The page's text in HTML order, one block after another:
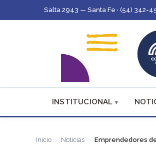
Salta 2943 — Santa Fe · (54) 342-
INSTITUCIONAL
Inicio Noticias Emprendedores